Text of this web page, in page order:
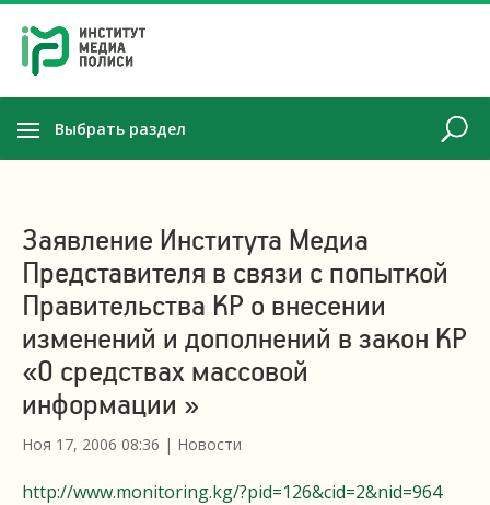
Выбрать раздел
Заявление Института Медиа
Представителя в связи с попыткой
Правительства КР о внесении
изменений и дополнений в закон КР
«О средствах массовой
информации »
Ноя 17, 2006 08:36 | Новости
http://www.monitoring.kg/?pid=126&cid=2&nid=964